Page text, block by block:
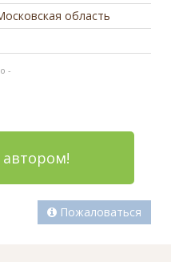
область
-
автором!
Пожаловаться